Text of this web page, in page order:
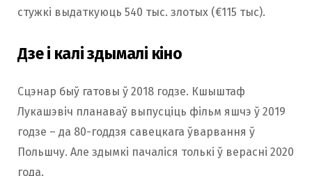
стужкі выдаткуюць 540 тыс. злотых (€115 тыс).
Дзе і калі здымалі кіно
Сцэнар быў гатовы ў 2018 годзе. Кшыштаф
Лукашэвіч планаваў выпусціць фільм яшчэ ў 2019
годзе – да 80-годдзя савецкага ўварвання ў
Польшчу. Але здымкі пачаліся толькі ў верасні 2020
года.